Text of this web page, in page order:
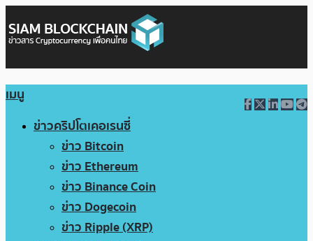
เมนู
ข่าวคริปโตเคอเรนซี่
ข่าว Bitcoin
ข่าว Ethereum
ข่าว Binance Coin
ข่าว Dogecoin
ข่าว Ripple (XRP)